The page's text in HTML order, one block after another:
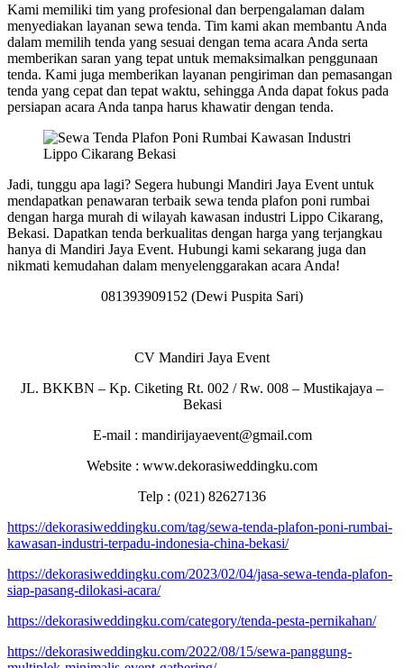
Kami memiliki tim yang profesional dan berpengalaman dalam
menyediakan layanan sewa tenda. Tim kami akan membantu Anda
dalam memilih tenda yang sesuai dengan tema acara Anda serta
memberikan saran yang tepat untuk memaksimalkan penggunaan
tenda. Kami juga memberikan layanan pengiriman dan pemasangan
tenda yang cepat dan tepat waktu, sehingga Anda dapat fokus pada
persiapan acara Anda tanpa harus khawatir dengan tenda.
Jadi, tunggu apa lagi? Segera hubungi Mandiri Jaya Event untuk
mendapatkan penawaran terbaik sewa tenda plafon poni rumbai
dengan harga murah di wilayah kawasan industri Lippo Cikarang,
Bekasi. Dapatkan tenda berkualitas dengan harga yang terjangkau
hanya di Mandiri Jaya Event. Hubungi kami sekarang juga dan
nikmati kemudahan dalam menyelenggarakan acara Anda!
081393909152 (Dewi Puspita Sari)
CV Mandiri Jaya Event
JL. BKKBN – Kp. Ciketing Rt. 002 / Rw. 008 – Mustikajaya –
Bekasi
E-mail : mandirijayaevent@gmail.com
Website : www.dekorasiweddingku.com
Telp : (021) 82627136
https://dekorasiweddingku.com/tag/sewa-tenda-plafon-poni-rumbai-
kawasan-industri-terpadu-indonesia-china-bekasi/
https://dekorasiweddingku.com/2023/02/04/jasa-sewa-tenda-plafon-
siap-pasang-dilokasi-acara/
https://dekorasiweddingku.com/category/tenda-pesta-pernikahan/
https://dekorasiweddingku.com/2022/08/15/sewa-panggung-